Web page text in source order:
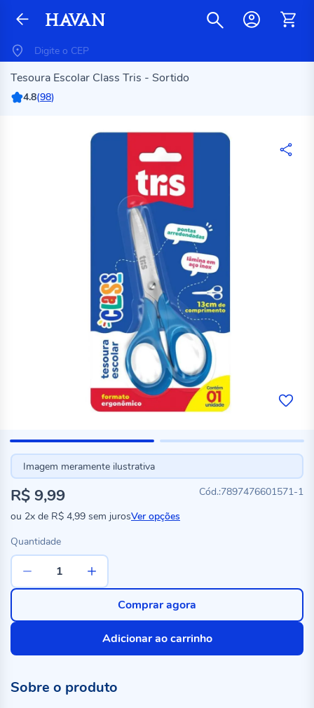
Tesoura Escolar Class Tris - Sortido
4.8(98)
Imagem meramente ilustrativa
7897476601571-1
R$ 9,99
ou 2x de R$ 4,99 sem jurosVer opções
Quantidade
Adicionar ao carrinho
Comprar agora
Sobre o produto